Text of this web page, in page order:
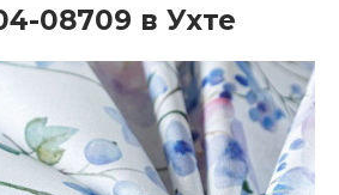
08709 в Ухте